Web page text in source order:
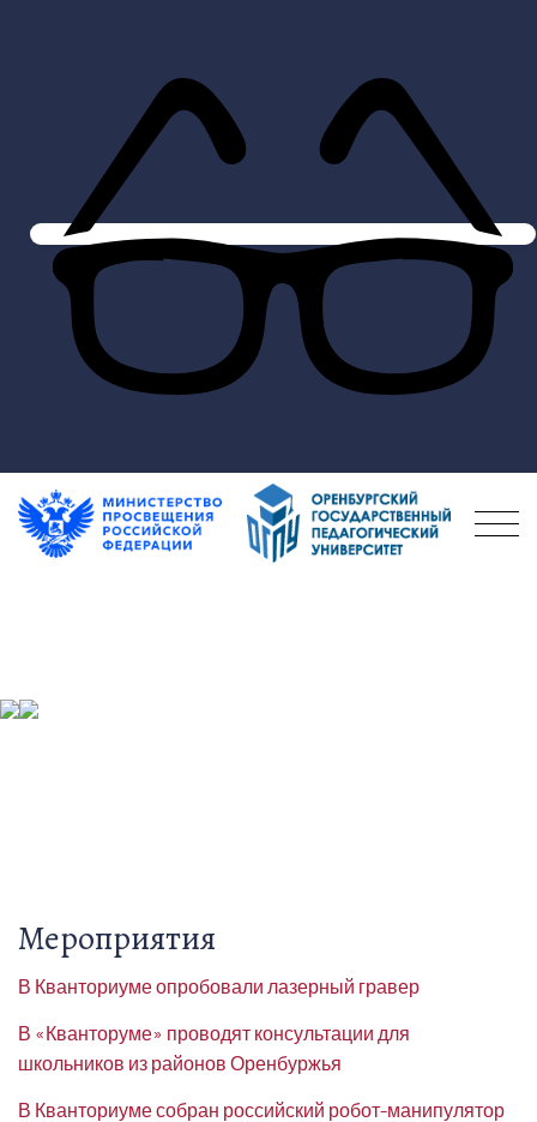
Мероприятия
В Кванториуме опробовали лазерный гравер
В «Кванторуме» проводят консультации для
школьников из районов Оренбуржья
В Кванториуме собран российский робот-манипулятор